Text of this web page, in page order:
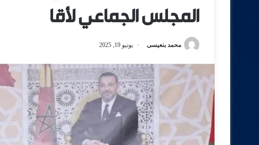
المجلس الجماعي لأقا
محمد بنعيسى يونيو 19, 2025